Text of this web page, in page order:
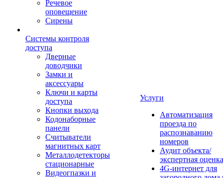
Речевое
оповещение
Сирены
Системы контроля
доступа
Дверные
доводчики
Замки и
аксессуары
Ключи и карты
доступа
Кнопки выхода
Кодонаборные
панели
Считыватели
магнитных карт
Металлодетекторы
стационарные
Видеогпазки и
Услуги
Автоматизация
проезда по
распознаванию
номеров
Аудит объекта/
экспертная оценка
4G-интернет для